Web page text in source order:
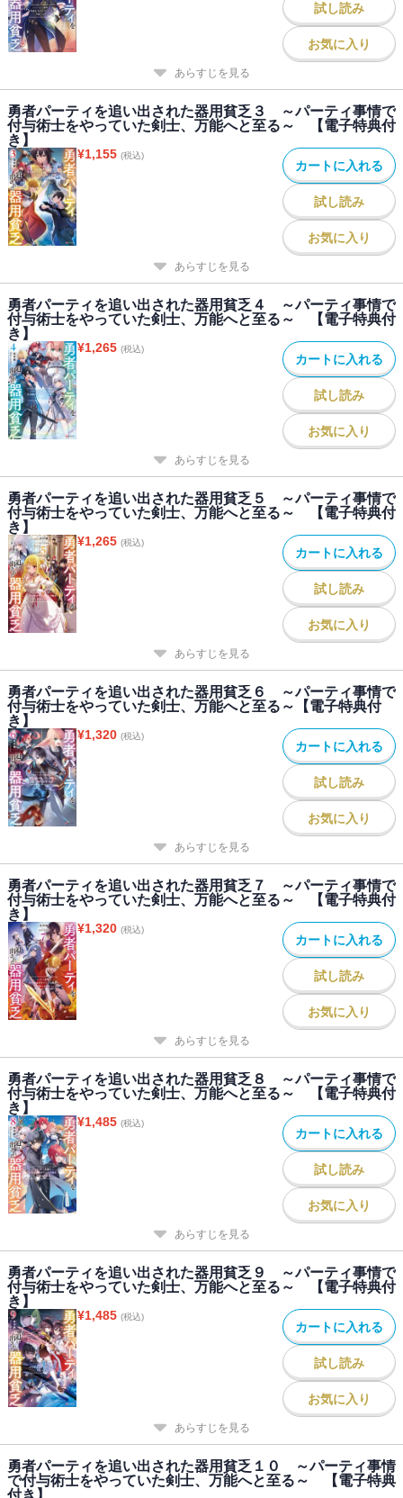
試し読み
お気に入り
あらすじを見る
勇者パーティを追い出された器用貧乏３ ～パーティ事情で
付与術士をやっていた剣士、万能へと至る～ 【電子特典付
き】
¥1,155 (税込)
カートに入れる
試し読み
お気に入り
あらすじを見る
勇者パーティを追い出された器用貧乏４ ～パーティ事情で
付与術士をやっていた剣士、万能へと至る～ 【電子特典付
き】
¥1,265 (税込)
カートに入れる
試し読み
お気に入り
あらすじを見る
勇者パーティを追い出された器用貧乏５ ～パーティ事情で
付与術士をやっていた剣士、万能へと至る～ 【電子特典付
き】
¥1,265 (税込)
カートに入れる
試し読み
お気に入り
あらすじを見る
勇者パーティを追い出された器用貧乏６ ～パーティ事情で
付与術士をやっていた剣士、万能へと至る～【電子特典付
き】
¥1,320 (税込)
カートに入れる
試し読み
お気に入り
あらすじを見る
勇者パーティを追い出された器用貧乏７ ～パーティ事情で
付与術士をやっていた剣士、万能へと至る～ 【電子特典付
き】
¥1,320 (税込)
カートに入れる
試し読み
お気に入り
あらすじを見る
勇者パーティを追い出された器用貧乏８ ～パーティ事情で
付与術士をやっていた剣士、万能へと至る～ 【電子特典付
き】
¥1,485 (税込)
カートに入れる
試し読み
お気に入り
あらすじを見る
勇者パーティを追い出された器用貧乏９ ～パーティ事情で
付与術士をやっていた剣士、万能へと至る～ 【電子特典付
き】
¥1,485 (税込)
カートに入れる
試し読み
お気に入り
あらすじを見る
勇者パーティを追い出された器用貧乏１０ ～パーティ事情
で付与術士をやっていた剣士、万能へと至る～ 【電子特典